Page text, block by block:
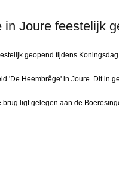
in Joure feestelijk
geopend tijdens
'De Heembrêge' in Joure. Dit in
brug ligt gelegen aan de